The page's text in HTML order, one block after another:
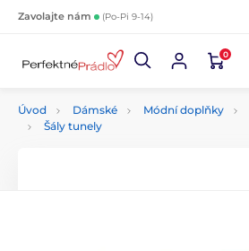
Zavolajte nám (Po-Pi 9-14)
0
Úvod Dámské Módní doplňky
Šály tunely